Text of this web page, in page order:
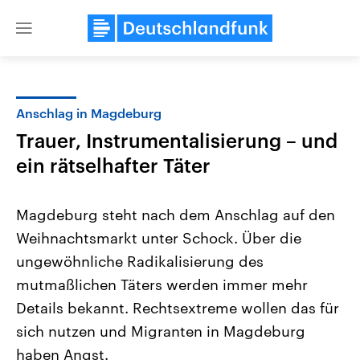
Close
Landtagswahl Sachsen-Anhalt
2026
Alle Informationen
September 2026 einen neuen
Bundesland von einer Koalition aus
USA
Aktuelle Beiträge,
Hintergründe
gehören die Vereinigten
Anschlag in Magdeburg
Trauer, Instrumentalisierung – und
ein rätselhafter Täter
Magdeburg steht nach dem Anschlag auf den
Weihnachtsmarkt unter Schock. Über die
ungewöhnliche Radikalisierung des
mutmaßlichen Täters werden immer mehr
Details bekannt. Rechtsextreme wollen das für
sich nutzen und Migranten in Magdeburg
haben Angst.